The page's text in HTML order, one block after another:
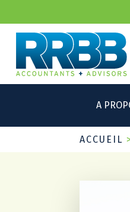
A
ACCUEIL >